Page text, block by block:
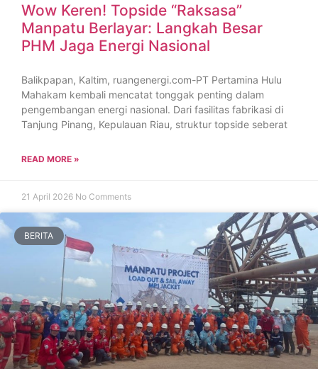
Wow Keren! Topside “Raksasa”
Manpatu Berlayar: Langkah Besar
PHM Jaga Energi Nasional
Balikpapan, Kaltim, ruangenergi.com-PT Pertamina Hulu
Mahakam kembali mencatat tonggak penting dalam
pengembangan energi nasional. Dari fasilitas fabrikasi di
Tanjung Pinang, Kepulauan Riau, struktur topside seberat
READ MORE »
21 April 2026 No Comments
BERITA